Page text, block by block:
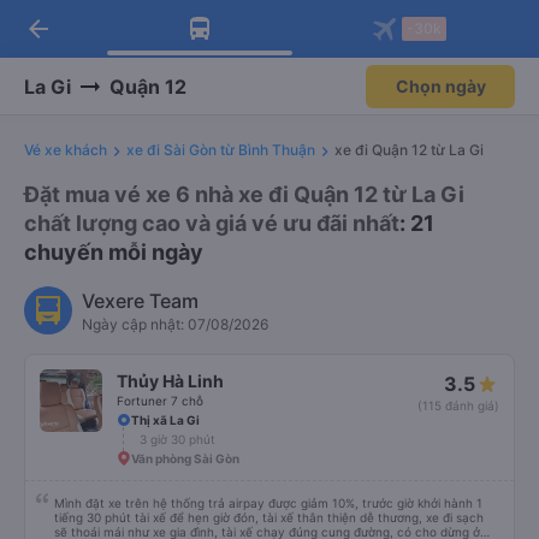
Tải app Vexere ngay!
Nhận ưu đãi thành viên độc
Mở app
Tải app Vexere
-30k/ghế khi đặt vé máy bay qua
Mở app
arrow_back
La Gi Quận 12 Chọn ngày
Vé xe khách xe đi Sài Gòn từ Bình Thuận xe đi Quận 12 từ La Gi
Đặt mua vé xe 6 nhà xe đi Quận 12 từ La Gi
chất lượng cao và giá vé ưu đãi nhất: 21
chuyến mỗi ngày
Vexere Team
Ngày cập nhật: 07/08/2026
Thủy Hà Linh
Fortuner 7 chỗ
3.5
(115 đánh giá)
Thị xã La Gi
3 giờ 30 phút
Văn phòng Sài Gòn
Mình đặt xe trên hệ thống trả airpay được giảm 10%, trước giờ khởi hành 1
tiếng 30 phút tài xế để hẹn giờ đón, tài xế thân thiện dễ thương, xe đi sạch
sẽ thoái mái như xe gia đình, tài xế chạy đúng cung đường, có cho dừng ở